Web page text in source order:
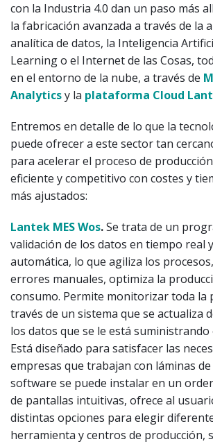
con la Industria 4.0 dan un paso más
la fabricación avanzada a través de la
analítica de datos, la Inteligencia
Learning o el Internet de las Cosas,
en el entorno de la nube, a través de
Analyticsy la plataforma Cloud
Entremos en detalle de lo que la
puede ofrecer a este sector tan
para acelerar el proceso de
eficiente y competitivo con costes y
más ajustados:
Lantek MES Wos.Se trata de un
validación de los datos en tiempo real
automática, lo que agiliza los
errores manuales, optimiza la
consumo. Permite monitorizar toda la
través de un sistema que se actualiza
los datos que se le está
Está diseñado para satisfacer las
empresas que trabajan con láminas de
software se puede instalar en un
de pantallas intuitivas, ofrece al
distintas opciones para elegir
herramienta y centros de producción,